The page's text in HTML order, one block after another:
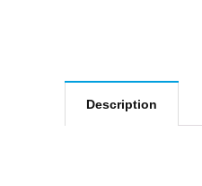
Description